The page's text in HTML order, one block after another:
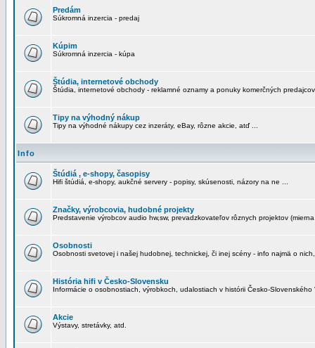
Predám
Súkromná inzercia - predaj
Kúpim
Súkromná inzercia - kúpa
Štúdia, internetové obchody
Štúdia, internetové obchody - reklamné oznamy a ponuky komerčných predajcov
Tipy na výhodný nákup
Tipy na výhodné nákupy cez inzeráty, eBay, rôzne akcie, atď ...
Info
Štúdiá , e-shopy, časopisy
Hifi štúdiá, e-shopy, aukčné servery - popisy, skúsenosti, názory na ne ...
Značky, výrobcovia, hudobné projekty
Predstavenie výrobcov audio hw,sw, prevadzkovateľov rôznych projektov
Osobnosti
Osobnosti svetovej i našej hudobnej, technickej, či inej scény - info najmä o
História hifi v Česko-Slovensku
Informácie o osobnostiach, výrobkoch, udalostiach v histórii Česko-Slovenského
Akcie
Výstavy, stretávky, atd.